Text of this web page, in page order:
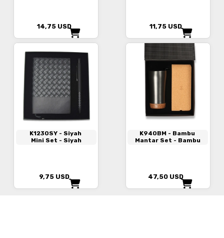
14,75 USD 11,75 USD
K1230SY - Siyah
Mini Set - Siyah
9,75 USD
K940BM - Bambu
Mantar Set - Bambu
47,50 USD